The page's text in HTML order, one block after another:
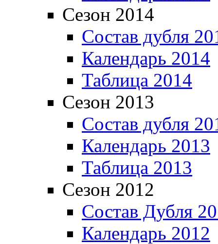
Сезон 2014
Состав дубля
Календарь 2014
Таблица 2014
Сезон 2013
Состав дубля
Календарь 2013
Таблица 2013
Сезон 2012
Состав Дубля
Календарь 2012